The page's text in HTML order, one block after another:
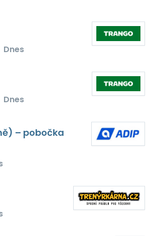
Dnes
Dnes
– pobočka